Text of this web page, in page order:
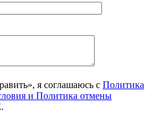
я соглашаюсь с Политика
и Политика отмены